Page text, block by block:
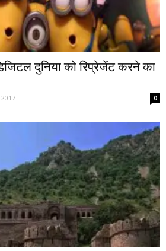
दुनिया को रिप्रेजेंट करने का
0